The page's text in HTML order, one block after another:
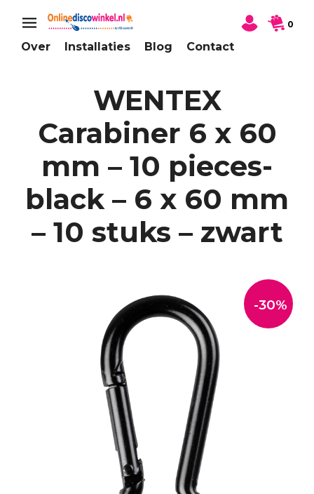
Over Installaties Blog Contact
0
WENTEX
Carabiner 6 x 60
mm – 10 pieces-
black – 6 x 60 mm
– 10 stuks – zwart
-30%